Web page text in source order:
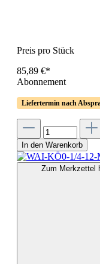
Preis pro Stück
85,89 €*
Abonnement
Liefertermin nach
In den Warenkorb
Zum Merkzettel